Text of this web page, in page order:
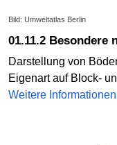
Bild: Umweltatlas Berlin
01.11.2 Besondere
Darstellung von
Eigenart auf Block-
Weitere Informationen